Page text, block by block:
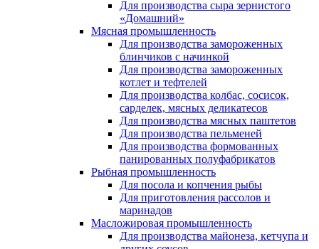
Для производства сыра зернистого
«Домашний»
Мясная промышленность
Для производства замороженных
блинчиков с начинкой
Для производства замороженных
котлет и тефтелей
Для производства колбас, сосисок,
сарделек, мясных деликатесов
Для производства мясных паштетов
Для производства пельменей
Для производства формованных
панированных полуфабрикатов
Рыбная промышленность
Для посола и копчения рыбы
Для приготовления рассолов и
маринадов
Масложировая промышленность
Для производства майонеза, кетчупа и